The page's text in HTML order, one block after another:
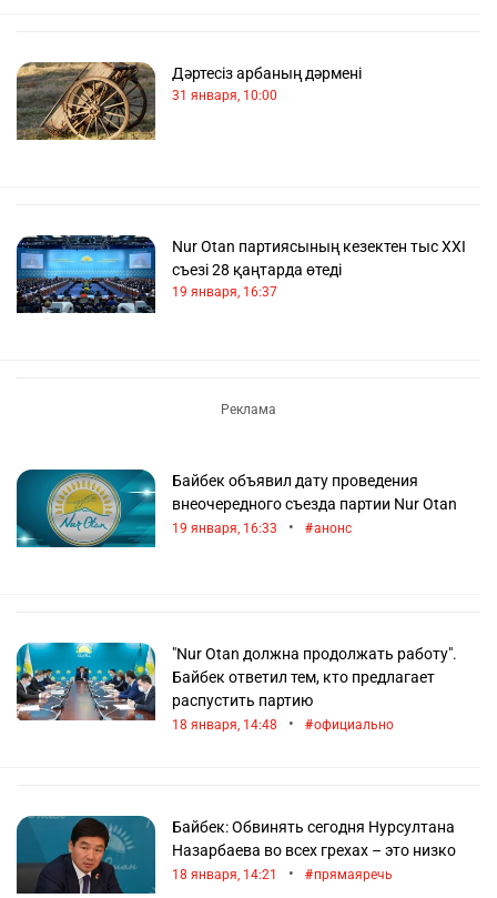
Дәртесіз арбаның дәрмені
31 января, 10:00
Nur Otan партиясының кезектен тыс XXI
съезі 28 қаңтарда өтеді
19 января, 16:37
Байбек объявил дату проведения
внеочередного съезда партии Nur Otan
19 января, 16:33 • анонс
"Nur Otan должна продолжать работу".
Байбек ответил тем, кто предлагает
распустить партию
18 января, 14:48 • официально
Байбек: Обвинять сегодня Нурсултана
Назарбаева во всех грехах – это низко
18 января, 14:21 • прямаяречь